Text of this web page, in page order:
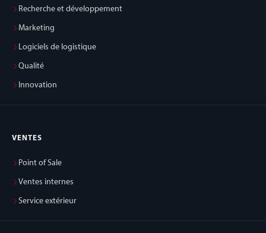
Recherche et développement
Marketing
Logiciels de logistique
Qualité
Innovation
VENTES
Point of Sale
Ventes internes
Service extérieur